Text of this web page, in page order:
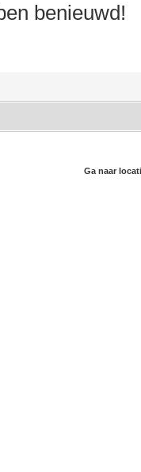
benieuwd!
Ga naar